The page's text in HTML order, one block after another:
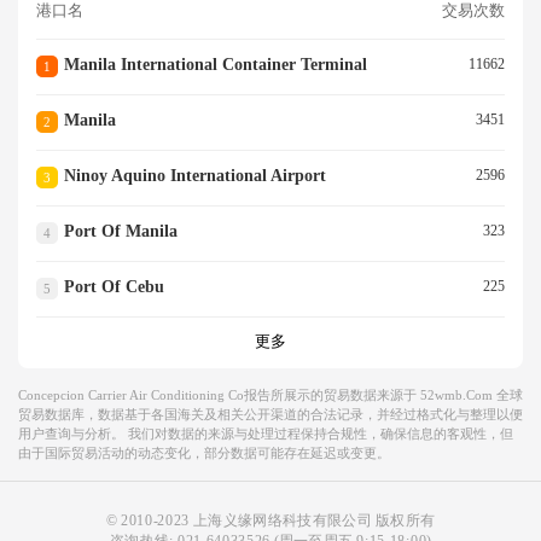
港口名 交易次数
1 Manila International Container Terminal 11662
2 Manila 3451
3 Ninoy Aquino International Airport 2596
4 Port Of Manila 323
5 Port Of Cebu 225
更多
Concepcion Carrier Air Conditioning Co报告所展示的贸易数据来源于 52wmb.com 全球
贸易数据库，数据基于各国海关及相关公开渠道的合法记录，并经过格式化与整理以便
用户查询与分析。 我们对数据的来源与处理过程保持合规性，确保信息的客观性，但
由于国际贸易活动的动态变化，部分数据可能存在延迟或变更。
© 2010-2023 上海义缘网络科技有限公司 版权所有